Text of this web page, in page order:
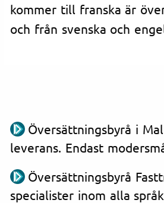
kommer till franska är
och från svenska och
Översättningsbyrå i
leverans. Endast
Översättningsbyrå
specialister inom alla